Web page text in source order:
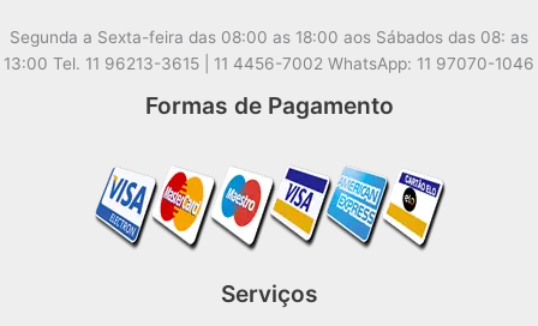
Segunda a Sexta-feira das 08:00 as 18:00 aos Sábados das 08: as
13:00 Tel. 11 96213-3615 | 11 4456-7002 WhatsApp: 11 97070-1046
Formas de Pagamento
Serviços